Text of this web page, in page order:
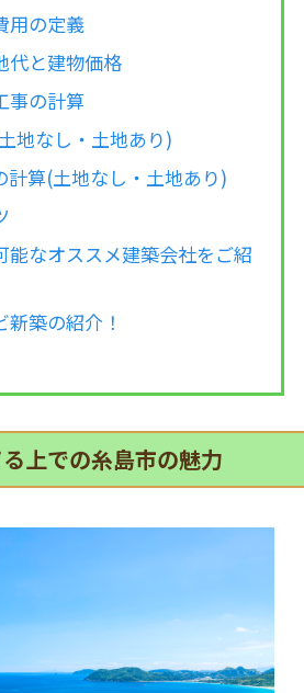
用の定義
代と建物価格
事の計算
地なし・土地あり)
計算(土地なし・土地あり)
能なオススメ建築会社をご紹
新築の紹介！
上での糸島市の魅力